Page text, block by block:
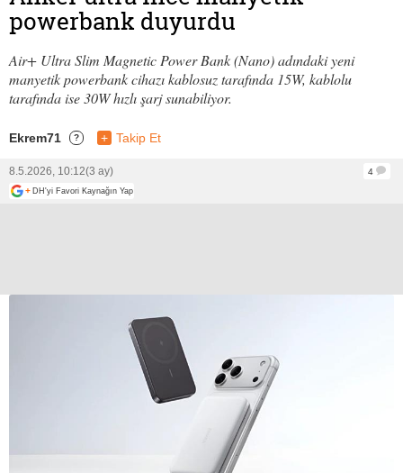
powerbank duyurdu
Air+ Ultra Slim Magnetic Power Bank (Nano) adındaki yeni
manyetik powerbank cihazı kablosuz tarafında 15W, kablolu
tarafında ise 30W hızlı şarj sunabiliyor.
Ekrem71 ? + Takip Et
8.5.2026, 10:12(3 ay)
4
+ DH'yi Favori Kaynağın Yap